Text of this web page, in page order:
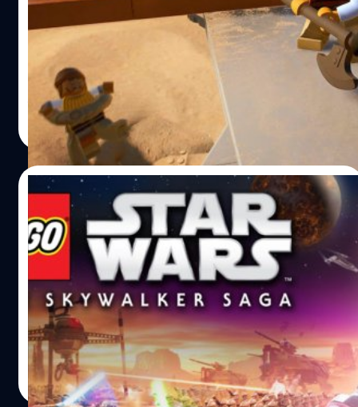
แม้ช่วงแรกจะเลื่อนวางจำหน่ายหลายครั้ง LEGO Star Wars:
The Skywalker Saga พอได้วางจำหน่ายอย่างเป็นทางการ
กลายเป็นเกมจากเลโก้ที่ดีที่สุดและเก็บรายละเอียดจาก
ภาพยนตร์ Star Wars ได้ครบสมบรูณ์ จากผลตอบรับอันยอด
เยี่ยม TT Games สตูดิโอพัฒนาเกมนี้มีแผนจะเพิ่ม DLC ตัว
ละครด้วยเช่นกัน มีข้อมูลหลุดเกี่ยวกับ DLC เป็นบรรดาตัว
ละครจากซีรีส์ The Mandalorian มีข้อมูลตัวละครที่คาดว่าเป็น
DLC จากเว็บไซต์ Reddit หลุดออกมา เป็นตัวละครจากซีรีส์
The Mandalorian มี 5 ตัวละครด้วยกัน Boba Fett, Ahsoka
Tano, Moff Gideon, Bo Katan และ Fennec Shand อย่างที่
ทราบกันตัวละครเหล่านี้มีโอกาสจะเข้ามาอยู่ภายในเกมอยู่แล้ว
จากความโด่งดังในซีรีส์และจะเป็นครั้งแรกที่ได้เห็นตัวละคร
เหล่านี้อยู่ในเกมจากเลโก้ มีเพียงแค่ภาพหลุดออกมาเท่านั้น
ยังไม่มีเกมเพลย์ออกมาให้ชมกัน LEGO Star Wars: The
Skywalker Saga…
จีรนาถ เรืองทรัพย์ | 1569 days ago
Read More
15/04/2022
เกม LEGO Star Wars: Skywalker Saga เปิด
ตัวแรงอันดับ 2 ในอังกฤษ
สื่อวงการเกมนอังกฤษอย่าง Games Industry รายงานว่ายอด
ขาย LEGO Star Wars: Skywalker Saga ทำยอดขายแบบ
ดาวน์โหลดโดยขายได้ 61%
วงศกร ปฐมชัยวัฒน์| 1573 days ago
Read More